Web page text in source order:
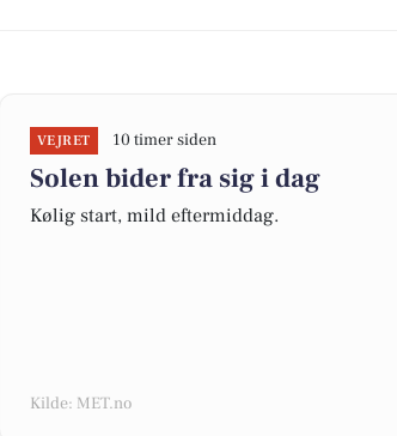
VEJRET 10 timer siden
Solen bider fra sig i dag
Kølig start, mild eftermiddag.
Kilde: MET.no